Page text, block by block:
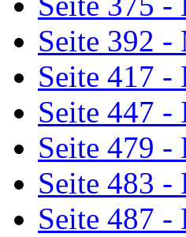
Seite 392
Seite 417 -
Seite 447 -
Seite 479 -
Seite 483 -
Seite 487 -